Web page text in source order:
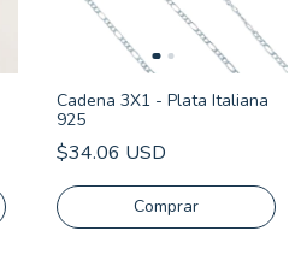
Cadena 3X1 - Plata Italiana
925
$34.06 USD
Comprar